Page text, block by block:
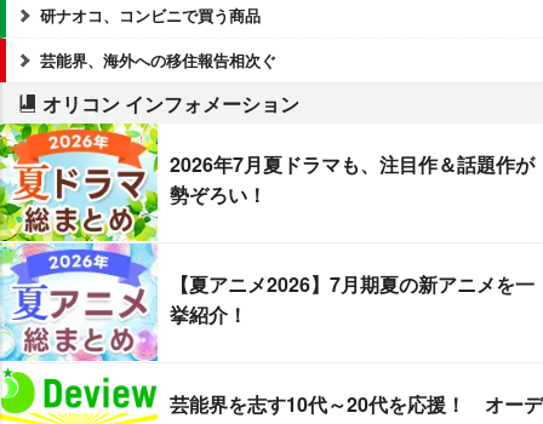
研ナオコ、コンビニで買う商品
芸能界、海外への移住報告相次ぐ
オリコン インフォメーション
2026年7月夏ドラマも、注目作＆話題作が
勢ぞろい！
【夏アニメ2026】7月期夏の新アニメを一
挙紹介！
芸能界を志す10代～20代を応援！ オーデ